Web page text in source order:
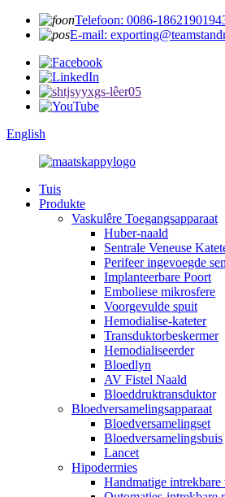
Telefoon: 0086-
E-mail:
English
Tuis
Produkte
Vaskulêre Toegangsapparaat
Huber-naald
Sentrale Veneuse
Perifeer ingevoegde
Implanteerbare Poort
Emboliese mikrosfere
Voorgevulde spuit
Hemodialise-kateter
Transduktorbeskermer
Hemodialiseerder
Bloedlyn
AV Fistel Naald
Bloeddruktransduktor
Bloedversamelingsapparaat
Bloedversamelingset
Bloedversamelingsbuis
Lancet
Hipodermies
Handmatige